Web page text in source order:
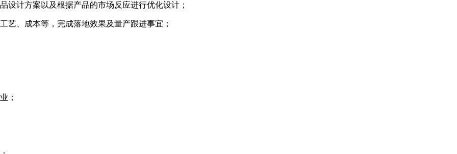
设计方案以及根据产品的市场反应进行优化设计；
艺、成本等，完成落地效果及量产跟进事宜；
；